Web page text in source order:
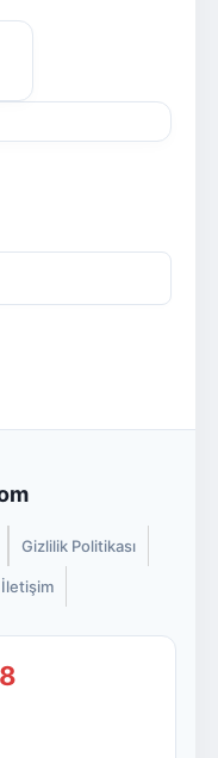
Gizlilik Politikası
İletişim